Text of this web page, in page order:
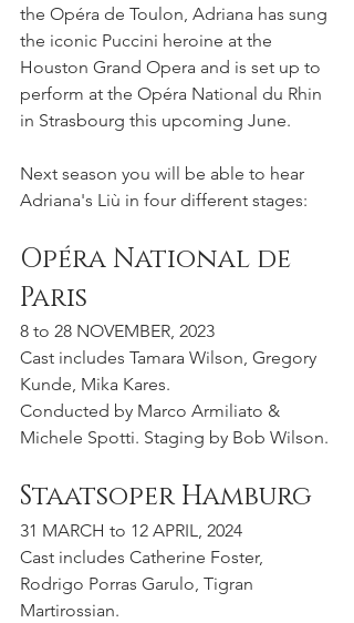
the Opéra de Toulon, Adriana has sung
the iconic Puccini heroine at the
Houston Grand Opera and is set up to
perform at the Opéra National du Rhin
in Strasbourg this upcoming June.
Next season you will be able to hear
Adriana's Liù in four different stages:
Opéra National de
Paris
8 to 28 NOVEMBER, 2023
Cast includes Tamara Wilson, Gregory
Kunde, Mika Kares.
Conducted by Marco Armiliato &
Michele Spotti. Staging by Bob Wilson.
Staatsoper Hamburg
31 MARCH to 12 APRIL, 2024
Cast includes Catherine Foster,
Rodrigo Porras Garulo, Tigran
Martirossian.